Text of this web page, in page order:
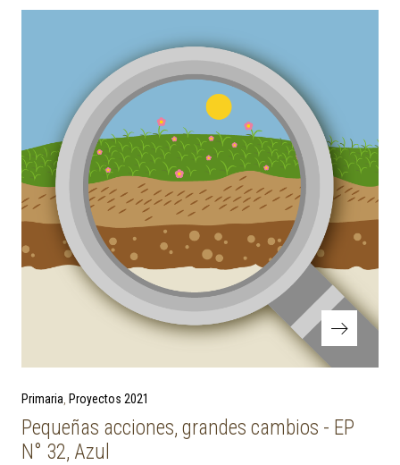
Next Post
Primaria Proyectos 2021
Pequeñas acciones, grandes cambios - EP
N° 32, Azul